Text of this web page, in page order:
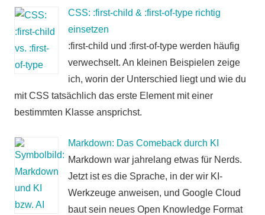
CSS: :first-child & :first-of-type richtig
einsetzen
:first-child und :first-of-type werden häufig
verwechselt. An kleinen Beispielen zeige
ich, worin der Unterschied liegt und wie du
mit CSS tatsächlich das erste Element mit einer
bestimmten Klasse ansprichst.
Markdown: Das Comeback durch KI
Markdown war jahrelang etwas für Nerds.
Jetzt ist es die Sprache, in der wir KI-
Werkzeuge anweisen, und Google Cloud
baut sein neues Open Knowledge Format